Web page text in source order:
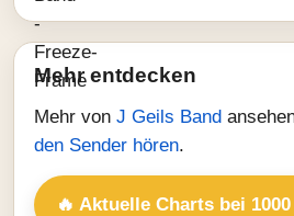
Mehr entdecken
Mehr von J Geils Band
den Sender hören.
🔥 Aktuelle Charts bei